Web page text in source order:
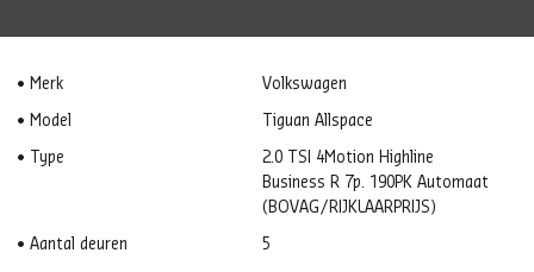
Merk Volkswagen
Model Tiguan Allspace
Type
2.0 TSI 4Motion Highline
Business R 7p. 190PK Automaat
(BOVAG/RIJKLAARPRIJS)
Aantal deuren 5